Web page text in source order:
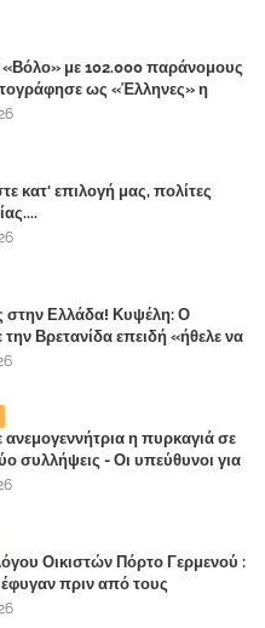
με 102.000 παράνομους
ως «Έλληνες» η
κατ' επιλογή μας, πολίτες
στην Ελλάδα! Κυψέλη: Ο
Βρετανίδα επειδή «ήθελε να
χριστιανή»
η πυρκαγιά σε
συλλήψεις - Οι υπεύθυνοι για
της κατάσβεσης θα
Οικιστών Πόρτο Γερμενού :
πριν από τους